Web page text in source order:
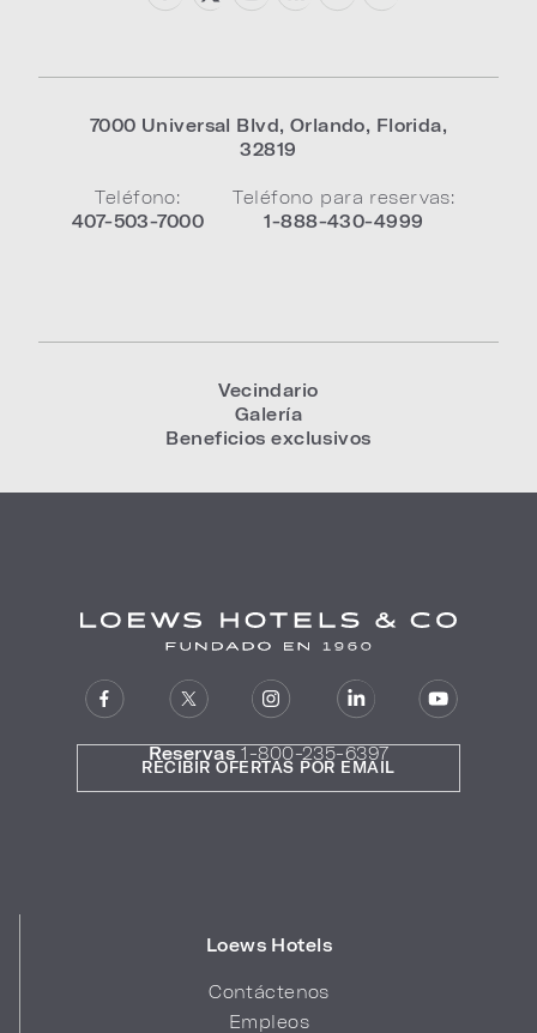
7000 Universal Blvd, Orlando, Florida,
32819
Teléfono:
407-503-7000
Teléfono para reservas:
1-888-430-4999
Vecindario
Galería
Beneficios exclusivos
Reservas 1-800-235-6397
Loews Hotels
Contáctenos
Empleos
RECIBIR OFERTAS POR EMAIL